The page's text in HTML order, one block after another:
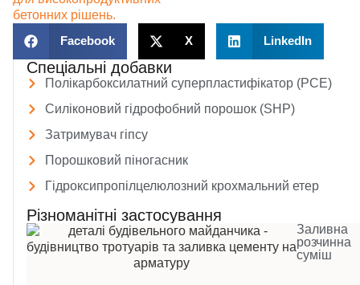
бетонних рішень.
Facebook
X LinkedIn
Спеціальні добавки
Полікарбоксилатний суперпластифікатор (PCE)
Силіконовий гідрофобний порошок (SHP)
Затримувач гіпсу
Порошковий піногасник
Гідроксипропілцелюлозний крохмальний етер
Різноманітні застосування
Заливна
розчинна
суміш